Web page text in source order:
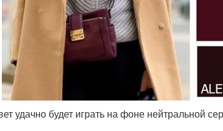
удачно будет играть на фоне нейтральной